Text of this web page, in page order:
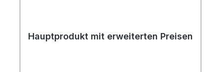
Hauptprodukt mit erweiterten Preisen